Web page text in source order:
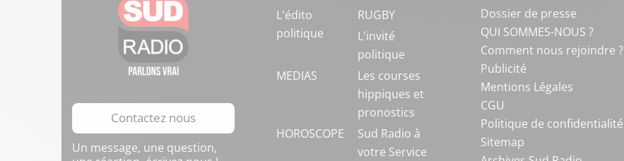
Contactez nous
Un message, une question,
L'édito
politique
RUGBY
L'invité
politique
MEDIAS
Les courses
hippiques et
pronostics
HOROSCOPE
Sud Radio à
votre Service
Dossier de presse
QUI SOMMES-NOUS ?
Comment nous rejoindre ?
Publicité
Mentions Légales
CGU
Politique de confidentialité
Sitemap